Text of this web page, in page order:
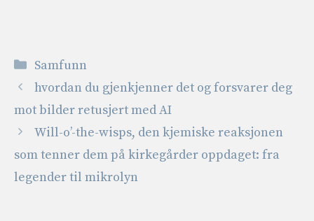
Kategorier
Samfunn
hvordan du gjenkjenner det og forsvarer deg
mot bilder retusjert med AI
Will-o’-the-wisps, den kjemiske reaksjonen
som tenner dem på kirkegårder oppdaget: fra
legender til mikrolyn